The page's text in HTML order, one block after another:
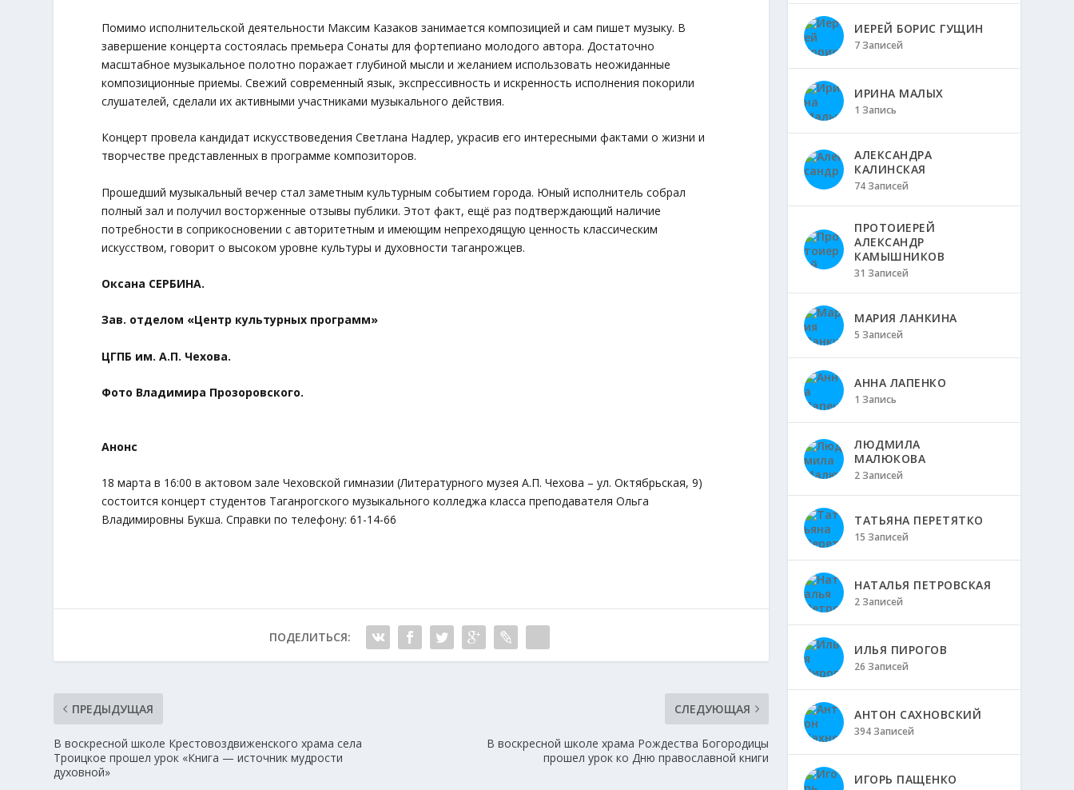
Помимо исполнительской деятельности Максим Казаков занимается композицией и сам пишет музыку. В
завершение концерта состоялась премьера Сонаты для фортепиано молодого автора. Достаточно
масштабное музыкальное полотно поражает глубиной мысли и желанием использовать неожиданные
композиционные приемы. Свежий современный язык, экспрессивность и искренность исполнения покорили
слушателей, сделали их активными участниками музыкального действия.
Концерт провела кандидат искусствоведения Светлана Надлер, украсив его интересными фактами о жизни и
творчестве представленных в программе композиторов.
Прошедший музыкальный вечер стал заметным культурным событием города. Юный исполнитель собрал
полный зал и получил восторженные отзывы публики. Этот факт, ещё раз подтверждающий наличие
потребности в соприкосновении с авторитетным и имеющим непреходящую ценность классическим
искусством, говорит о высоком уровне культуры и духовности таганрожцев.
Оксана СЕРБИНА.
Зав. отделом «Центр культурных программ»
ЦГПБ им. А.П. Чехова.
Фото Владимира Прозоровского.
Анонс
18 марта в 16:00 в актовом зале Чеховской гимназии (Литературного музея А.П. Чехова – ул. Октябрьская, 9)
состоится концерт студентов Таганрогского музыкального колледжа класса преподавателя Ольга
Владимировны Букша. Справки по телефону: 61-14-66
ПОДЕЛИТЬСЯ:
ПРЕДЫДУЩАЯ
В воскресной школе Крестовоздвиженского храма села
Троицкое прошел урок «Книга — источник мудрости
духовной»
СЛЕДУЮЩАЯ
В воскресной школе храма Рождества Богородицы
прошел урок ко Дню православной книги
ИЕРЕЙ БОРИС ГУЩИН
7 Записей
ИРИНА МАЛЫХ
1 Запись
АЛЕКСАНДРА
КАЛИНСКАЯ
74 Записей
ПРОТОИЕРЕЙ
АЛЕКСАНДР
КАМЫШНИКОВ
31 Записей
МАРИЯ ЛАНКИНА
5 Записей
АННА ЛАПЕНКО
1 Запись
ЛЮДМИЛА
МАЛЮКОВА
2 Записей
ТАТЬЯНА ПЕРЕТЯТКО
15 Записей
НАТАЛЬЯ ПЕТРОВСКАЯ
2 Записей
ИЛЬЯ ПИРОГОВ
26 Записей
АНТОН САХНОВСКИЙ
394 Записей
ИГОРЬ ПАЩЕНКО